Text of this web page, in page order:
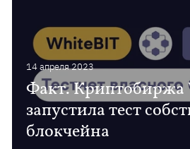
14 апреля 2023
Факт. Криптобиржа
запустила тест
блокчейна